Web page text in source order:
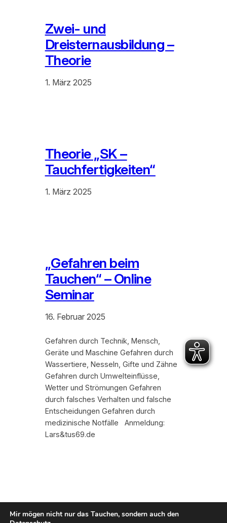
Zwei- und
Dreisternausbildung –
Theorie
1. März 2025
Theorie „SK –
Tauchfertigkeiten“
1. März 2025
„Gefahren beim
Tauchen“ – Online
Seminar
16. Februar 2025
Gefahren durch Technik, Mensch,
Geräte und Maschine Gefahren durch
Wassertiere, Nesseln, Gifte und Zähne
Gefahren durch Umwelteinflüsse,
Wetter und Strömungen Gefahren
durch falsches Verhalten und falsche
Entscheidungen Gefahren durch
medizinische Notfälle Anmeldung:
Lars&tus69.de
Mir mögen nicht nur das Tauchen, sondern auch den